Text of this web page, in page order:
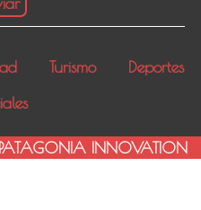
Turismo
Deportes
INNOVATION